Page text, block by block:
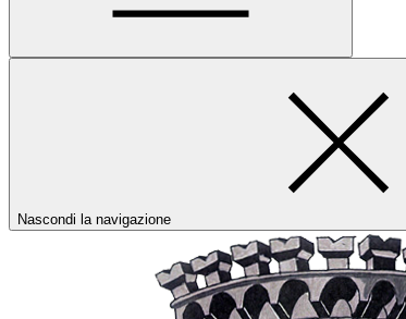
Nascondi la navigazione